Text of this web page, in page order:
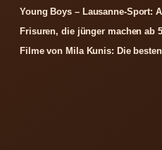
Young Boys – Lausanne-Sport:
Frisuren, die jünger machen ab
Filme von Mila Kunis: Die